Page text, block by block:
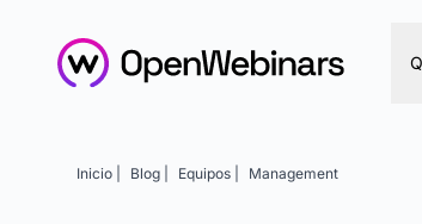
Inicio | Blog | Equipos | Management